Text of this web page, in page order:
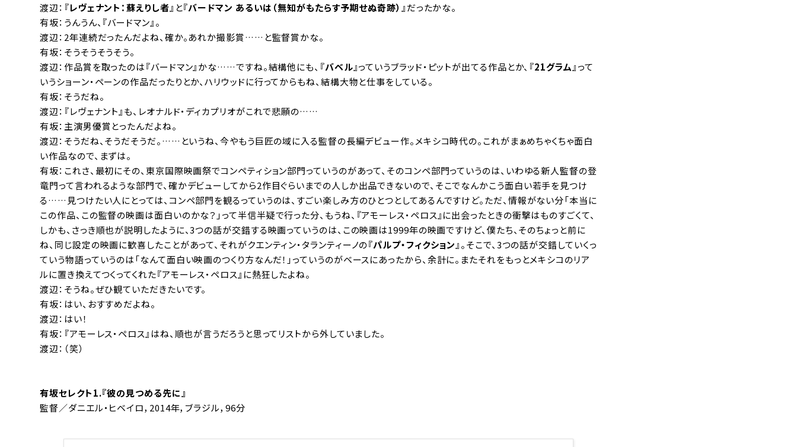
渡辺：『レヴェナント：蘇えりし者』と『バードマン あるいは（無知がもたらす予期せぬ奇跡） 』だったかな。
有坂：うんうん、『バードマン』。
渡辺：2年連続だったんだよね、確か。あれか撮影賞……と監督賞かな。
有坂：そうそうそうそう。
渡辺：作品賞を取ったのは『バードマン』かな……ですね。結構他にも、『バベル』っていうブラッド・ピットが出てる作品とか、『21グラム 』って
いうショーン・ペーンの作品だったりとか、ハリウッドに行ってからもね、結構大物と仕事をしている。
有坂：そうだね。
渡辺：『レヴェナント』も、レオナルド・ディカプリオがこれで悲願の……
有坂：主演男優賞とったんだよね。
渡辺：そうだね、そうだそうだ。……というね、今やもう巨匠の域に入る監督の長編デビュー作。メキシコ時代の。これがまぁめちゃくちゃ面白
い作品なので、まずは。
有坂：これさ、最初にその、東京国際映画祭でコンペティション部門っていうのがあって、そのコンペ部門っていうのは、いわゆる新人監督の登
竜門って言われるような部門で、確かデビューしてから2作目ぐらいまでの人しか出品できないので、そこでなんかこう面白い若手を見つけ
る……見つけたい人にとっては、コンペ部門を観るっていうのは、すごい楽しみ方のひとつとしてあるんですけど。ただ、情報がない分「本当に
この作品、この監督の映画は面白いのかな？」って半信半疑で行った分、もうね、『アモーレス・ペロス』に出会ったときの衝撃はものすごくて、
しかも、さっき順也が説明したように、3つの話が交錯する映画っていうのは、この映画は1999年の映画ですけど、僕たち、そのちょっと前に
ね、同じ設定の映画に歓喜したことがあって、それがクエンティン・タランティーノの『パルプ・フィクション 』。そこで、3つの話が交錯していくっ
ていう物語っていうのは「なんて面白い映画のつくり方なんだ！」っていうのがベースにあったから、余計に。またそれをもっとメキシコのリア
ルに置き換えてつくってくれた『アモーレス・ペロス』に熱狂したよね。
渡辺：そうね。ぜひ観ていただきたいです。
有坂：はい、おすすめだよね。
渡辺：はい！
有坂：『アモーレス・ペロス』はね、順也が言うだろうと思ってリストから外していました。
渡辺：（笑）
有坂セレクト1.『彼の見つめる先に』
監督／ダニエル・ヒベイロ，2014年，ブラジル，96分